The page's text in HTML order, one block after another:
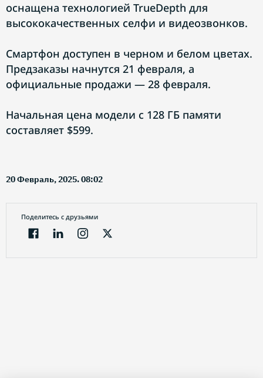
оснащена технологией TrueDepth для
высококачественных селфи и видеозвонков.
Смартфон доступен в черном и белом цветах.
Предзаказы начнутся 21 февраля, а
официальные продажи — 28 февраля.
Начальная цена модели с 128 ГБ памяти
составляет $599.
20 Февраль, 2025. 08:02
Поделитесь с друзьями